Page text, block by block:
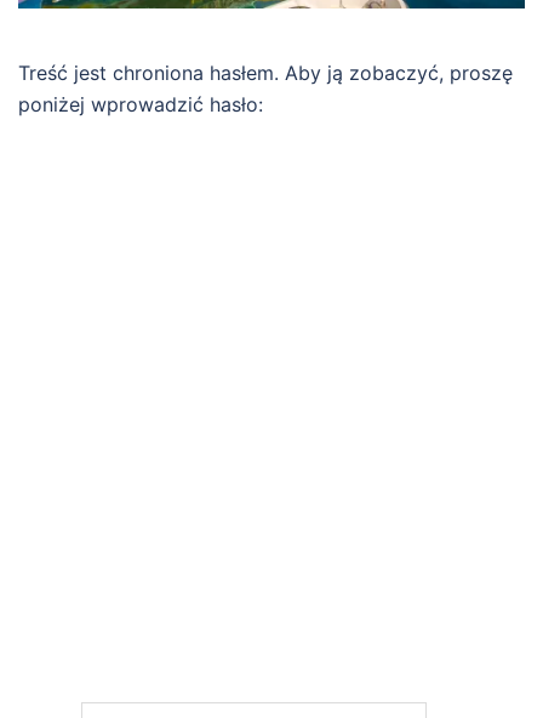
Treść jest chroniona hasłem. Aby ją zobaczyć, proszę
poniżej wprowadzić hasło: